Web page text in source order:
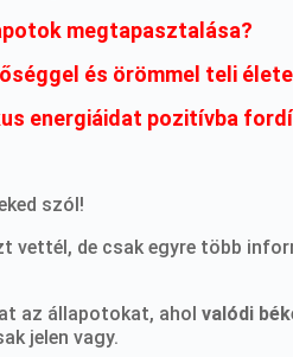
megtapasztalása?
és örömmel teli
energiáidat pozitívba
szól!
de csak egyre több
az állapotokat, aholvalódi
jelen vagy.